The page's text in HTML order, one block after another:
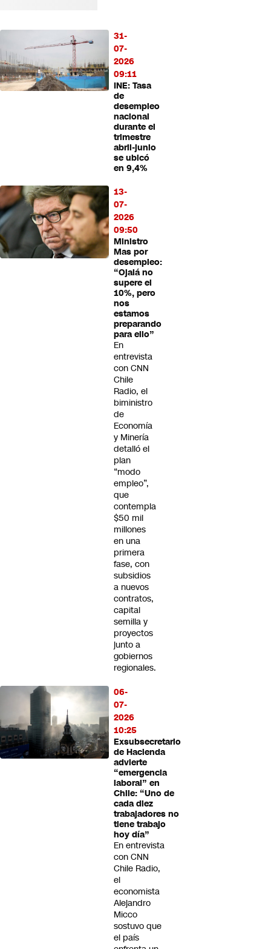
31-
07-
2026
09:11
INE: Tasa
de
desempleo
nacional
durante el
trimestre
abril-junio
se ubicó
en 9,4%
13-
07-
2026
09:50
Ministro
Mas por
desempleo:
“Ojalá no
supere el
10%, pero
nos
estamos
preparando
para ello”
En
entrevista
con CNN
Chile
Radio, el
biministro
de
Economía
y Minería
detalló el
plan
“modo
empleo”,
que
contempla
$50 mil
millones
en una
primera
fase, con
subsidios
a nuevos
contratos,
capital
semilla y
proyectos
junto a
gobiernos
regionales.
06-
07-
2026
10:25
Exsubsecretario
de Hacienda
advierte
“emergencia
laboral” en
Chile: “Uno de
cada diez
trabajadores no
tiene trabajo
hoy día”
En entrevista
con CNN
Chile Radio,
el
economista
Alejandro
Micco
sostuvo que
el país